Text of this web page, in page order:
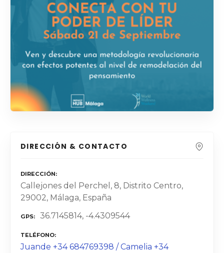
DIRECCIÓN & CONTACTO
DIRECCIÓN
Callejones del Perchel, 8, Distrito Centro,
29002, Málaga, España
GPS 36.7145814, -4.4309544
TELÉFONO
Juande +34 684769398 / Camelia +34